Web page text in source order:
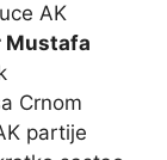
AK
Mustafa
Crnom
partije